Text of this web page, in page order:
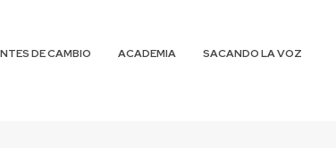
DE CAMBIO ACADEMIA
SACANDO LA VOZ